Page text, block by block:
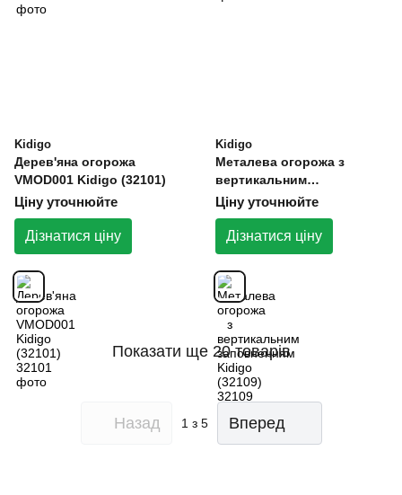
Kidigo
Дерев'яна огорожа
VMOD001 Kidigo (32101)
Ціну уточнюйте
Дізнатися ціну
Kidigo
Металева огорожа з
вертикальним
заповненням Kidigo
(32109)
Ціну уточнюйте
Дізнатися ціну
Показати ще 20 товарів
Назад 1 з 5 Вперед